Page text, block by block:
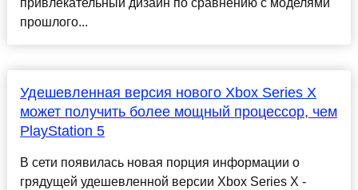
привлекательный дизайн по сравнению с моделями
прошлого...
Удешевленная версия нового Xbox Series X
может получить более мощный процессор, чем
PlayStation 5
В сети появилась новая порция информации о
грядущей удешевленной версии Xbox Series X -